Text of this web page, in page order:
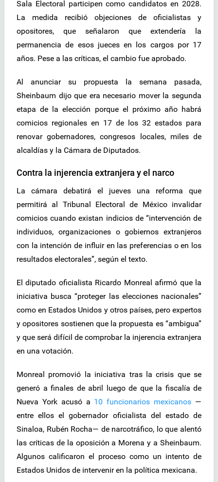
Sala Electoral participen como candidatos en 2028.
La medida recibió objeciones de oficialistas y
opositores, que señalaron que extendería la
permanencia de esos jueces en los cargos por 17
años. Pese a las críticas, el cambio fue aprobado.
Al anunciar su propuesta la semana pasada,
Sheinbaum dijo que era necesario mover la segunda
etapa de la elección porque el próximo año habrá
comicios regionales en 17 de los 32 estados para
renovar gobernadores, congresos locales, miles de
alcaldías y la Cámara de Diputados.
Contra la injerencia extranjera y el narco
La cámara debatirá el jueves una reforma que
permitirá al Tribunal Electoral de México invalidar
comicios cuando existan indicios de “intervención de
individuos, organizaciones o gobiernos extranjeros
con la intención de influir en las preferencias o en los
resultados electorales”, según el texto.
El diputado oficialista Ricardo Monreal afirmó que la
iniciativa busca “proteger las elecciones nacionales”
como en Estados Unidos y otros países, pero expertos
y opositores sostienen que la propuesta es “ambigua”
y que será difícil de comprobar la injerencia extranjera
en una votación.
Monreal promovió la iniciativa tras la crisis que se
generó a finales de abril luego de que la fiscalía de
Nueva York acusó a 10 funcionarios mexicanos —
entre ellos el gobernador oficialista del estado de
Sinaloa, Rubén Rocha— de narcotráfico, lo que alentó
las críticas de la oposición a Morena y a Sheinbaum.
Algunos calificaron el proceso como un intento de
Estados Unidos de intervenir en la política mexicana.